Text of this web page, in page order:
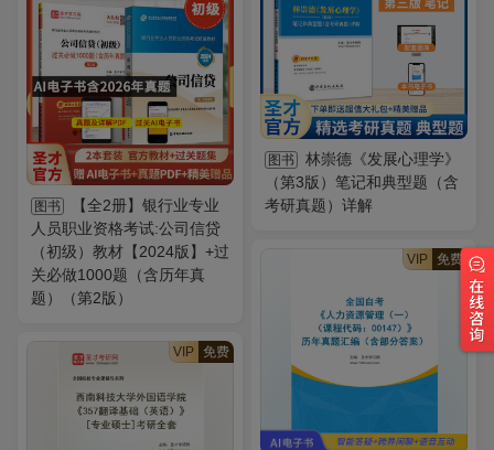
图书
林崇德《发展心理学》
（第3版）笔记和典型题（含
考研真题）详解
图书
【全2册】银行业专业
人员职业资格考试:公司信贷
（初级）教材【2024版】+过
关必做1000题（含历年真
题）（第2版）
VIP 免费
VIP 免费